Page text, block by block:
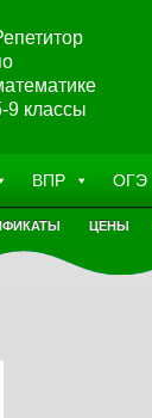
9 классы
ВПР ОГЭ
ЦЕНЫ